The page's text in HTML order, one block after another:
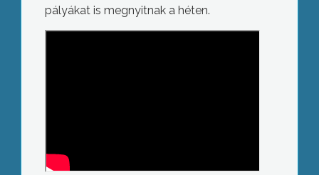
pályákat is megnyitnak a héten.